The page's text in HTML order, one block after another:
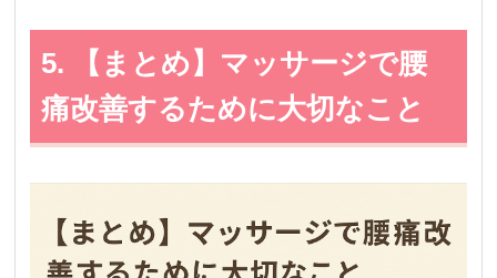
5. 【まとめ】マッサージで腰
痛改善するために大切なこと